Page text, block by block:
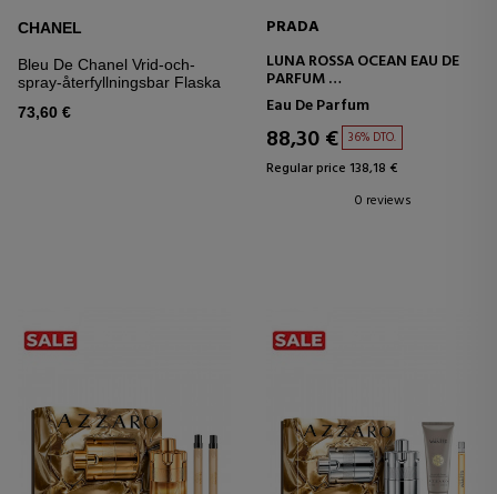
CHANEL
Bleu De Chanel Vrid-och-
spray-återfyllningsbar Flaska
73,60 €
PRADA
LUNA ROSSA OCEAN EAU DE
PARFUM
SET
Eau De Parfum
88,30 € 36% DTO.
Regular price 138,18 €
0 reviews